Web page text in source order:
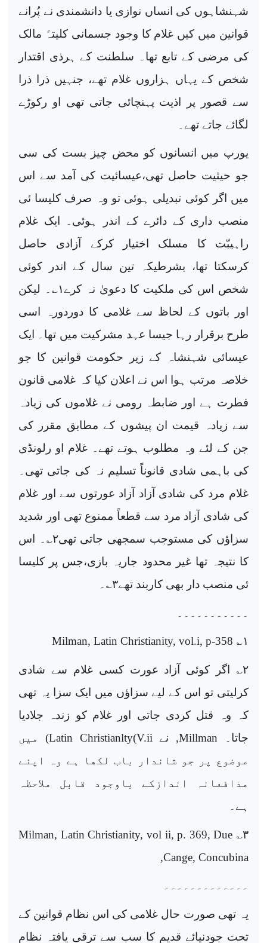
شہنشاہوں کی انساں نوازی یا دانشمندی نے پُرانے
قوانین میں کیں غلام کا وجود جسمانی کلیتہً مالک
کی مرضی کے تابع تھا۔ سلطنت کے ہرذی اقتدار
شخص کے یہاں ہزاروں غلام تھے، جنہیں ذرا ذرا
سے قصور پر اذیت پہنچائی جاتی تھی او رکوڑے
لگائے جاتے تھے۔
یورپ میں انسانوں کو محض چیز بست کی سی
جو حیثیت حاصل تھی،عیسائیت کی آمد سے اس
میں اگر کوئی تبدیلی ہوئی تو وہ صرف کلیسا ئی
منصب داری کے دائرے کے اندر ہوئی۔ ایک غلام
راہیبّت کا مسلک اختیار کرکے آزادی حاصل
کرسکتا تھا، بشرطیکہ تین سال کے اندر کوئی
شخص اس کی ملکیت کا دعویٰ نہ کرے۱؎۔ لیکن
اور باتوں کے لحاظ سے غلامی کا دوردورہ اسی
طرح برقرار رہا جیسا عہد مشرکیت میں تھا۔ ایک
عیسائی شہنشاہ کے زیر حکومت قوانین کا جو
خلاصہ مرتب ہوا اس نے اعلان کیا کہ غلامی قانون
فطرت ہے اور ضابطہ رومی نے غلاموں کی زیادہ
سے زیادہ قیمت ان پیشوں کے مطابق مقرر کی
جن کے لئے وہ مطلوب ہوتے تھے۔ غلام او رلونڈی
کی باہمی شادی قانوناً تسلیم نہ کی جاتی تھی۔
غلام مرد کی شادی آزاد آزاد عورتوں سے اور غلام
کی شادی آزاد مرد سے قطعاً ممنوع تھی اور شدید
سزاؤں کی مستوجب سمجھی جاتی تھی۲؎۔ اس
کا نتیجہ تھا غیر محدود جاریہ بازی،جس پر کلیسا
ئی منصب دار بھی کاربند تھے۳؎۔
۔۔۔۔۔۔۔۔۔۔۔
۱؎ Milman, Latin Christianity, vol.i, p-358
۲؎ اگر کوئی آزاد عورت کسی غلام سے شادی
کرلیتی تو اس کے لیے سزاؤں میں ایک سزا یہ تھی
کہ وہ قتل کردی جاتی اور غلام کو زندہ جلادیا
جاتا۔ Millman, نے Latin Christianlty(V.ii) میں
موضوع پر جو شاندار باب لکھا ہے وہ اپنے
مدافعانہ اندازکے باوجود قابل ملاحظہ
ہے۔
۳؎ Milman, Latin Christianity, vol ii, p. 369, Due
Cange, Concubina
,
۔۔۔۔۔۔۔۔۔۔۔۔۔
یہ تھی صورت حال غلامی کی اس نظام قوانین کے
تحت جودنیائے قدیم کا سب سے ترقی یافتہ نظام